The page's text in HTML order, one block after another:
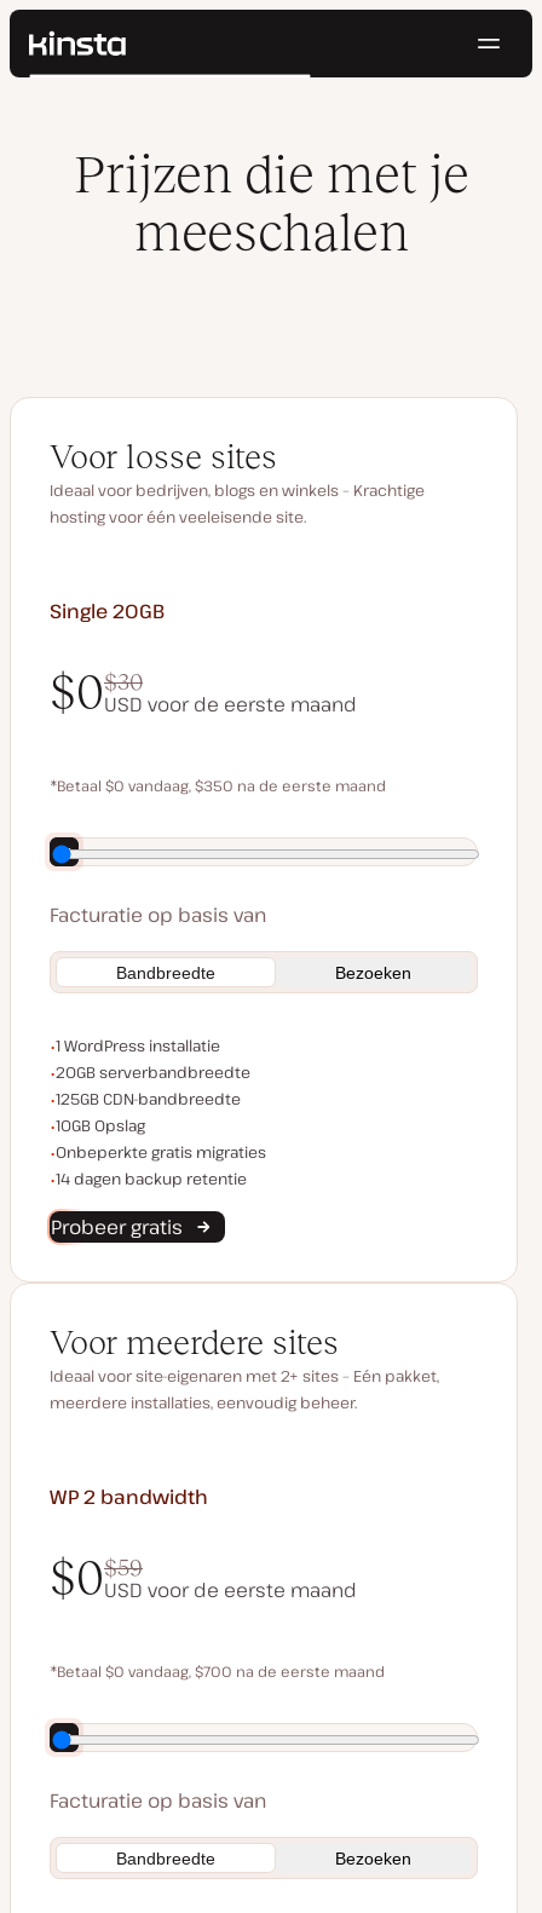
Kinsta®
Prijzen
Bronnen
Contact
Zoeken
Prijzen die met je
meeschalen
Voor losse sites
Ideaal voor bedrijven, blogs en winkels – Krachtige
hosting voor één veeleisende site.
Single 20GB
$0$30
USD voor de eerste maand
$30
*Betaal $0 vandaag, $350 na de eerste maand
Bespaar $70 door jaarlijks te betalen
Facturatie op basis van
Bandbreedte Bezoeken
WordPress installaties
1 WordPress installatie
Serverbandbreedte
20GB serverbandbreedte
CDN bandbreedte
125GB CDN-bandbreedte
Opslagruimte
10GB Opslag
Onbeperkte migraties
Onbeperkte gratis migraties
Backup retentie
14 dagen backup retentie
Probeer gratis
Voor meerdere sites
Ideaal voor site-eigenaren met 2+ sites – Eén pakket,
meerdere installaties, eenvoudig beheer.
WP 2 bandwidth
$0$59
USD voor de eerste maand
$59
*Betaal $0 vandaag, $700 na de eerste maand
Bespaar $140 door jaarlijks te betalen
Facturatie op basis van
Bandbreedte Bezoeken